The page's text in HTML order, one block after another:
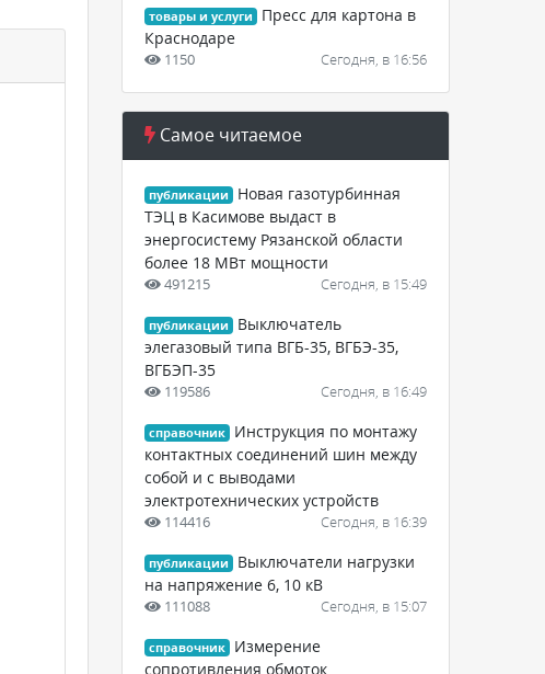
товары и услуги
Пресс для картона в
Краснодаре
1150 Сегодня, в 16:56
Самое читаемое
публикации
Новая газотурбинная
ТЭЦ в Касимове выдаст в
энергосистему Рязанской области
более 18 МВт мощности
491215 Сегодня, в 15:49
публикации
Выключатель
элегазовый типа ВГБ-35, ВГБЭ-35,
ВГБЭП-35
119586 Сегодня, в 16:49
справочник
Инструкция по монтажу
контактных соединений шин между
собой и с выводами
электротехнических устройств
114416 Сегодня, в 16:39
публикации
Выключатели нагрузки
на напряжение 6, 10 кВ
111088 Сегодня, в 15:07
справочник
Измерение
сопротивления обмоток